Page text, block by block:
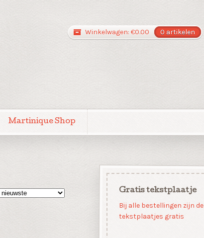
Winkelwagen: €0.00 0 artikelen
Martinique Shop
Gratis tekstplaatje
Bij alle bestellingen zijn de
tekstplaatjes gratis